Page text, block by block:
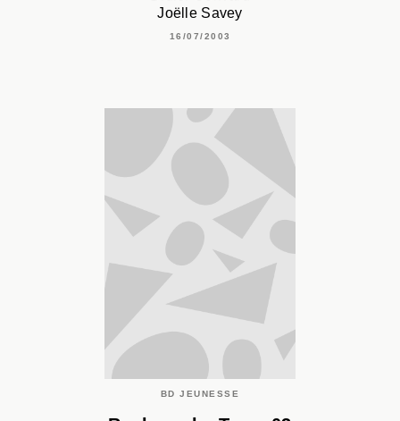
Joëlle Savey
16/07/2003
BD JEUNESSE